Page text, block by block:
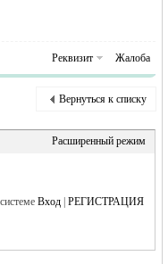
Реквизит Жалоба
Вернуться к списку
Расширенный режим
Вход |РЕГИСТРАЦИЯ